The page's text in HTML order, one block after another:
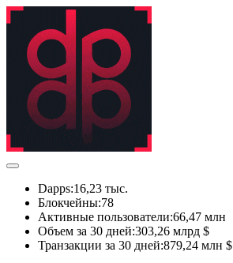
Dapps:16,23 тыс.
Блокчейны:78
Активные пользователи:66,47 млн
Объем за 30 дней:303,26 млрд $
Транзакции за 30 дней:879,24 млн $